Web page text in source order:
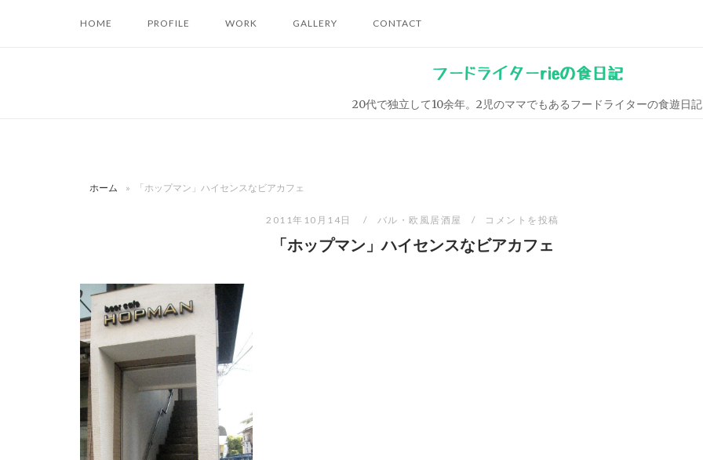
HOME PROFILE WORK GALLERY CONTACT
フードライターrieの食日記
20代で独立して10余年。2児のママでもあるフードライターの食遊日記
ホーム » 「ホップマン」ハイセンスなビアカフェ
2011年10月14日 バル・欧風居酒屋 コメントを投稿
「ホップマン」ハイセンスなビアカフェ